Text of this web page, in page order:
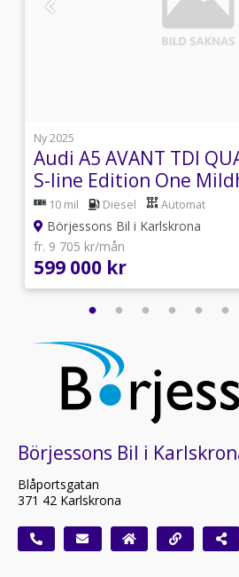
Ny 2025
Audi A5 AVANT TDI
S-line Edition One
10 mil Diesel Automat
Börjessons Bil i Karlskrona
fr. 9 705 kr/mån
599 000 kr
Börjessons Bil i
Blåportsgatan
371 42 Karlskrona